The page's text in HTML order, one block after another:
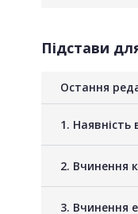
Підстави
Остання
1.
2. Вчинення
3. Вчинення